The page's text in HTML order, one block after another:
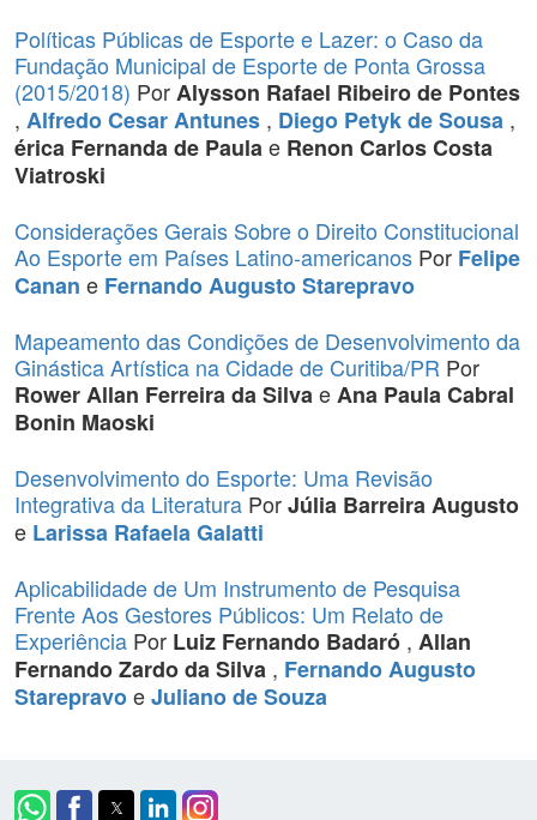
Políticas Públicas de Esporte e Lazer: o Caso da
Fundação Municipal de Esporte de Ponta Grossa
(2015/2018) PorAlysson Rafael Ribeiro de Pontes
, Alfredo Cesar Antunes , Diego Petyk de Sousa ,
érica Fernanda de Paulae Renon Carlos Costa
Viatroski
Considerações Gerais Sobre o Direito Constitucional
Ao Esporte em Países Latino-americanos Por Felipe
Canan e Fernando Augusto Starepravo
Mapeamento das Condições de Desenvolvimento da
Ginástica Artística na Cidade de Curitiba/PR Por
Rower Allan Ferreira da SilvaeAna Paula Cabral
Bonin Maoski
Desenvolvimento do Esporte: Uma Revisão
Integrativa da Literatura PorJúlia Barreira Augusto
e Larissa Rafaela Galatti
Aplicabilidade de Um Instrumento de Pesquisa
Frente Aos Gestores Públicos: Um Relato de
Experiência Por Luiz Fernando Badaró , Allan
Fernando Zardo da Silva , Fernando Augusto
StarepravoeJuliano de Souza